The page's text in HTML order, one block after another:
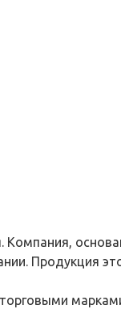
Продукция